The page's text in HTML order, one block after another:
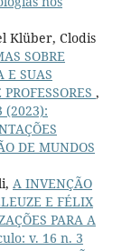
Klüber, Clodis
SOBRE
E SUAS
,
(2023):
DE MUNDOS
A INVENÇÃO
E FÉLIX
PARA A
v. 16 n. 3